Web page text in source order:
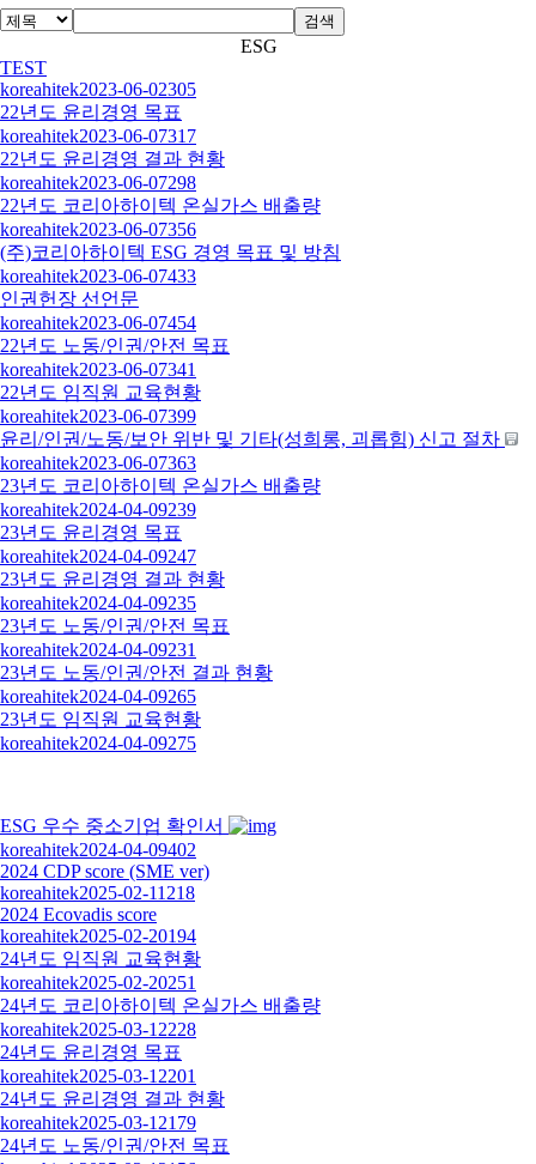
검색
ESG
TEST
koreahitek2023-06-02305
22년도 윤리경영 목표
koreahitek2023-06-07317
22년도 윤리경영 결과 현황
koreahitek2023-06-07298
22년도 코리아하이텍 온실가스 배출량
koreahitek2023-06-07356
(주)코리아하이텍 ESG 경영 목표 및 방침
koreahitek2023-06-07433
인권헌장 선언문
koreahitek2023-06-07454
22년도 노동/인권/안전 목표
koreahitek2023-06-07341
22년도 임직원 교육현황
koreahitek2023-06-07399
윤리/인권/노동/보안 위반 및 기타(성희롱, 괴롭힘) 신고 절차
koreahitek2023-06-07363
23년도 코리아하이텍 온실가스 배출량
koreahitek2024-04-09239
23년도 윤리경영 목표
koreahitek2024-04-09247
23년도 윤리경영 결과 현황
koreahitek2024-04-09235
23년도 노동/인권/안전 목표
koreahitek2024-04-09231
23년도 노동/인권/안전 결과 현황
koreahitek2024-04-09265
23년도 임직원 교육현황
koreahitek2024-04-09275
ESG 우수 중소기업 확인서
koreahitek2024-04-09402
2024 CDP score (SME ver)
koreahitek2025-02-11218
2024 Ecovadis score
koreahitek2025-02-20194
24년도 임직원 교육현황
koreahitek2025-02-20251
24년도 코리아하이텍 온실가스 배출량
koreahitek2025-03-12228
24년도 윤리경영 목표
koreahitek2025-03-12201
24년도 윤리경영 결과 현황
koreahitek2025-03-12179
24년도 노동/인권/안전 목표